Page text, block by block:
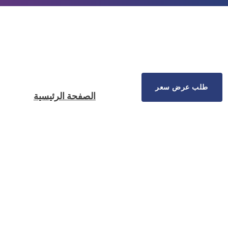
الصفحة الرئيسية
طلب عرض سعر